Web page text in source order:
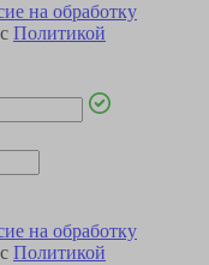
на обработку
Политикой
на обработку
Политикой